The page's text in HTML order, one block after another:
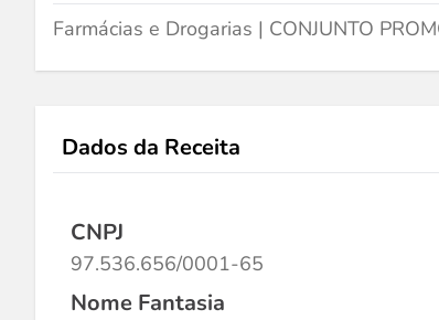
Farmácias e Drogarias | CONJUNTO
Dados da Receita
CNPJ
97.536.656/0001-65
Nome Fantasia